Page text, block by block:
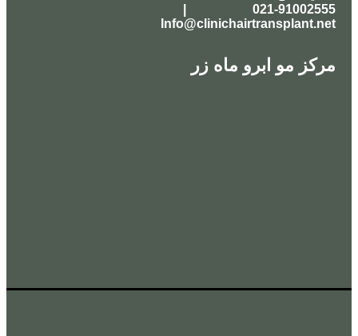
Info@clinichairtransplant.net
مرکز مو ابرو ماه زر